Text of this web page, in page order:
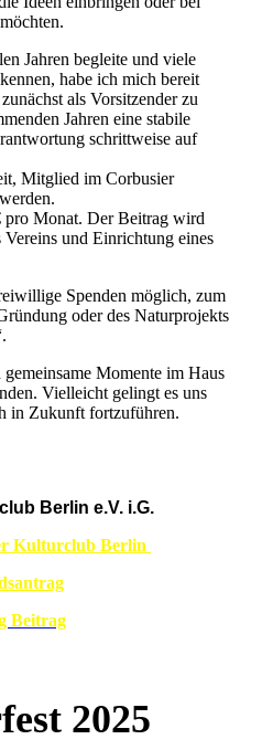
Jahren begleite und viele
habe ich mich bereit
als Vorsitzender zu
Jahren eine stabile
schrittweise auf
Mitglied im Corbusier
pro Monat. Der Beitrag wird
und Einrichtung eines
Spenden möglich, zum
oder des Naturprojekts
Momente im Haus
Vielleicht gelingt es uns
in Zukunft fortzuführen.
Berlin e.V. i.G.
Kulturclub Berlin
Beitrag
2025